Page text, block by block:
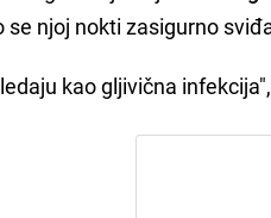
se njoj nokti zasigurno
kao gljivična